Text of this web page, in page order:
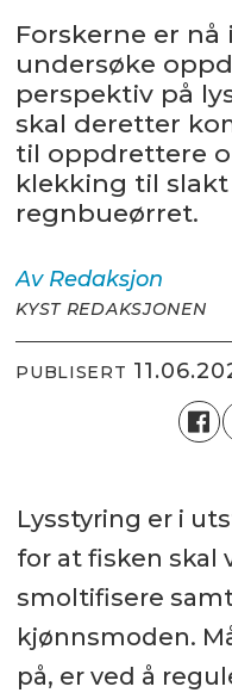
Forskerne er nå
undersøke
perspektiv på
skal deretter
til oppdrettere
klekking til
regnbueørret.
Av Redaksjon
KYST REDAKSJONEN
PUBLISERT
Lysstyring er i
for at fisken skal
smoltifisere
kjønnsmoden.
på, er ved å